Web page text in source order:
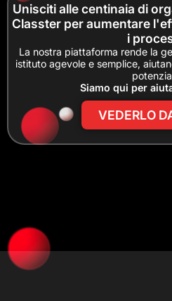
Unisciti alle centinaia di
Classter per aumentare
i
La nostra piattaforma rende la
istituto agevole e semplice,
Siamo qui per
VEDERLO